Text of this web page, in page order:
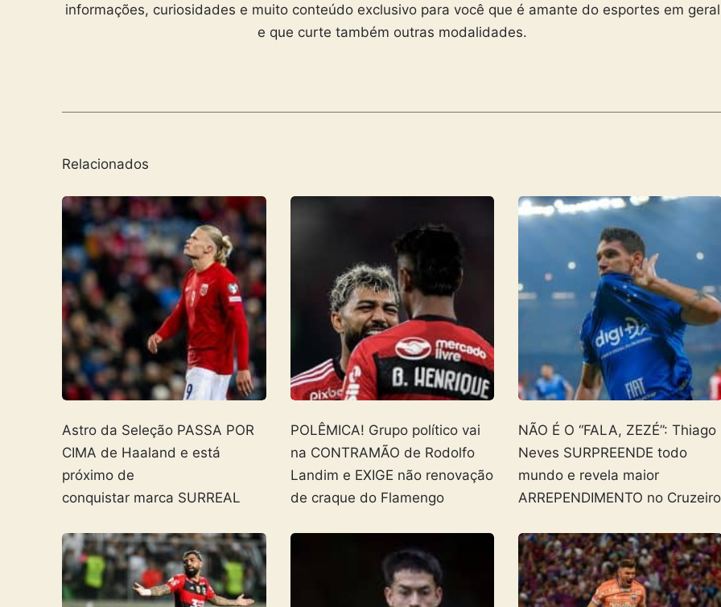
informações, curiosidades e muito conteúdo exclusivo para você que é amante do esportes em geral
e que curte também outras modalidades.
Relacionados
Astro da Seleção PASSA POR
CIMA de Haaland e está
próximo de
conquistar marca SURREAL
POLÊMICA! Grupo político vai
na CONTRAMÃO de Rodolfo
Landim e EXIGE não renovação
de craque do Flamengo
NÃO É O “FALA, ZEZÉ”: Thiago
Neves SURPREENDE todo
mundo e revela maior
ARREPENDIMENTO no Cruzeiro